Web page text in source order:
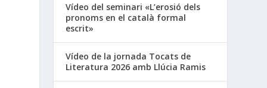
Vídeo del seminari «L’erosió dels
pronoms en el català formal
escrit»
Vídeo de la jornada Tocats de
Literatura 2026 amb Llúcia Ramis